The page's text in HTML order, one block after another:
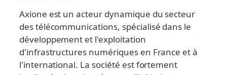
Axione est un acteur dynamique du secteur
des télécommunications, spécialisé dans le
développement et l'exploitation
d'infrastructures numériques en France et à
l'international. La société est fortement